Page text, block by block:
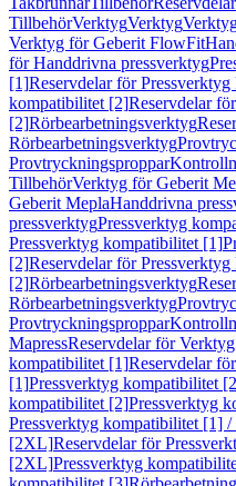
TillbehörVerktygVerktyg
Verktyg för Geberit FlowFit
för Handdrivna pressverktyg
[1]Reservdelar för
kompatibilitet [2]Reservdelar
[2]Rörbearbetningsverktyg
Rörbearbetningsverktyg
Provtryckningsproppar
TillbehörVerktyg för Geberit
Geberit MeplaHanddrivna
pressverktygPressverktyg
Pressverktyg kompatibilitet [1]
[2]Reservdelar för
[2]Rörbearbetningsverktyg
Rörbearbetningsverktyg
Provtryckningsproppar
MapressReservdelar för
kompatibilitet [1]Reservdelar
[1]Pressverktyg kompatibilitet
kompatibilitet [2]Pressverktyg
Pressverktyg kompatibilitet [1]
[2XL]Reservdelar för
[2XL]Pressverktyg